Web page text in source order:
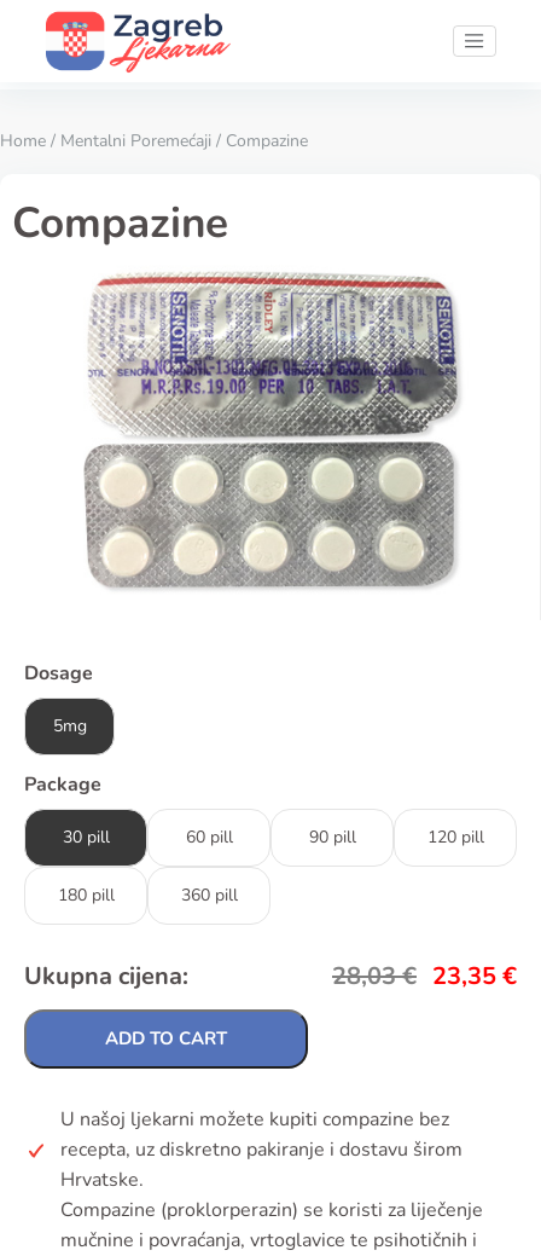
Home / Mentalni Poremećaji / Compazine
Compazine
Dosage
5mg
Package
30 pill 60 pill 90 pill 120 pill
180 pill 360 pill
Ukupna cijena: 28,03€ 23,35€
ADD TO CART
U našoj ljekarni možete kupiti compazine bez
recepta, uz diskretno pakiranje i dostavu širom
Hrvatske.
Compazine (proklorperazin) se koristi za liječenje
mučnine i povraćanja, vrtoglavice te psihotičnih i